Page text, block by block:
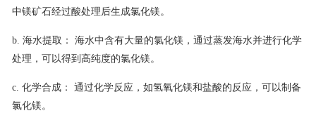
中镁矿石经过酸处理后生成氯化镁。
b. 海水提取： 海水中含有大量的氯化镁，通过蒸发海水并进行化学
处理，可以得到高纯度的氯化镁。
c. 化学合成： 通过化学反应，如氢氧化镁和盐酸的反应，可以制备
氯化镁。